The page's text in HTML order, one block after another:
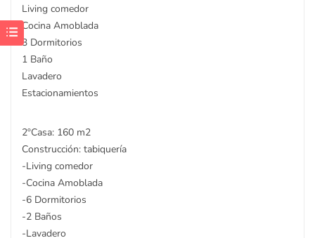
Living comedor
Cocina Amoblada
3 Dormitorios
1 Baño
Lavadero
Estacionamientos
2ºCasa: 160 m2
Construcción: tabiquería
-Living comedor
-Cocina Amoblada
-6 Dormitorios
-2 Baños
-Lavadero